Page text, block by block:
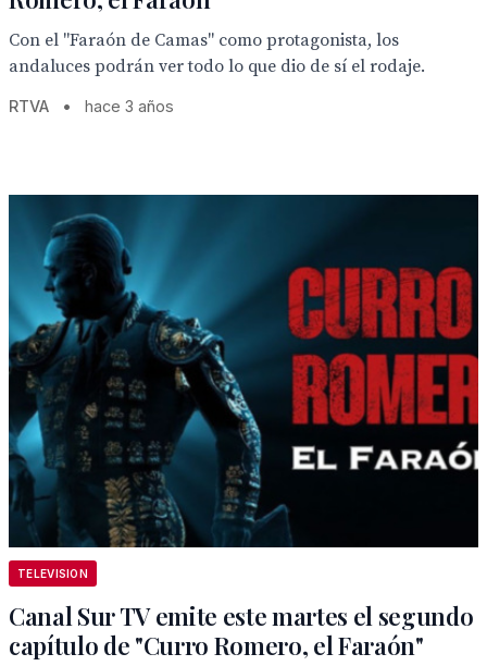
Con el "Faraón de Camas" como protagonista, los
andaluces podrán ver todo lo que dio de sí el rodaje.
RTVA • hace 3 años
TELEVISION
Canal Sur TV emite este martes el segundo
capítulo de "Curro Romero, el Faraón"